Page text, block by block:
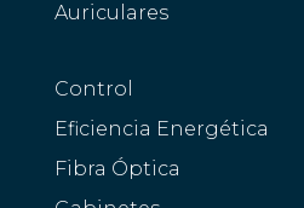
Auriculares
Control
Eficiencia Energética
Fibra Óptica